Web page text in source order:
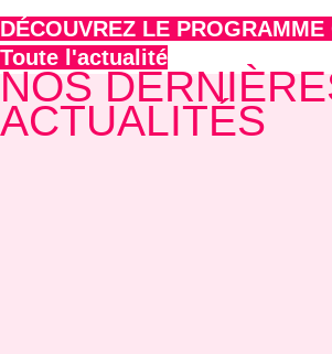
DÉCOUVREZ LE PROGRAMME
Toute l'actualité
NOS
ACTUALITÉS